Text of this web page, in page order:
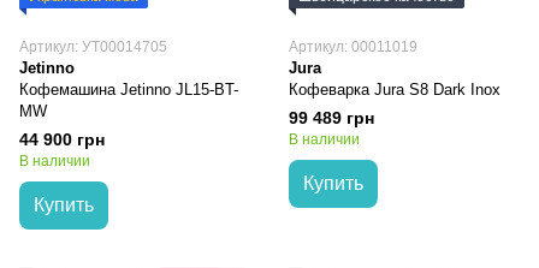
Артикул: УТ00014705
Jetinno
Кофемашина Jetinno JL15-BT-
MW
44 900 грн
В наличии
Купить
Артикул: 00011019
Jura
Кофеварка Jura S8 Dark Inox
99 489 грн
В наличии
Купить